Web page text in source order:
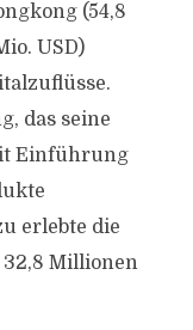
(54,8
USD)
das seine
Einführung
erlebte die
32,8 Millionen